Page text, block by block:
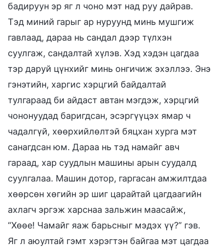
бадируун эр яг л чоно мэт над руу дайрав.
Тэд миний гарыг ар нуруунд минь мушгиж
гавлаад, дараа нь сандал дээр түлхэн
суулгаж, сандалтай хүлэв. Хэд хэдэн цагдаа
тэр даруй цүнхийг минь онгичиж эхэллээ. Энэ
гэнэтийн, харгис хэрцгий байдалтай
тулгараад би айдаст автан мэгдэж, хэрцгий
чононуудад баригдсан, эсэргүүцэх ямар ч
чадалгүй, хөөрхийлөлтэй бяцхан хурга мэт
санагдсан юм. Дараа нь тэд намайг авч
гараад, хар суудлын машины арын суудалд
суулгалаа. Машин дотор, гаргасан амжилтдаа
хөөрсөн хөгийн эр шиг царайтай цагдаагийн
ахлагч эргэж харснаа зальжин маасайж,
“Хөөе! Чамайг яаж барьсныг мэдэх үү?” гэв.
Яг л аюултай гэмт хэрэгтэн байгаа мэт цагдаа